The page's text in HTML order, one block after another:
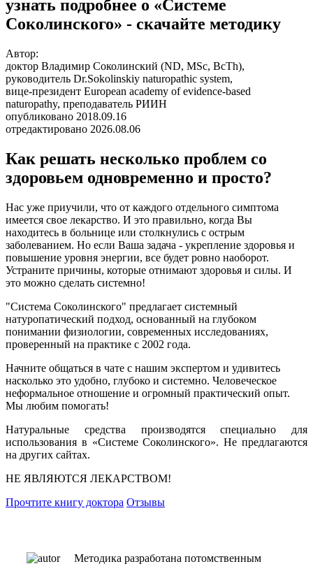
узнать подробнее о «Системе
Соколинского» - скачайте методику
Автор:
доктор Владимир Соколинский (ND, MSc, BcTh),
руководитель Dr.Sokolinskiy naturopathic system,
вице-президент European academy of evidence-based
naturopathy, преподаватель РИИН
опубликовано 2018.09.16
отредактировано 2026.08.06
Как решать несколько проблем со
здоровьем одновременно и просто?
Нас уже приучили, что от каждого отдельного симптома
имеется свое лекарство. И это правильно, когда Вы
находитесь в больнице или столкнулись с острым
заболеванием. Но если Ваша задача - укрепление здоровья и
повышение уровня энергии, все будет ровно наоборот.
Устраните причины, которые отнимают здоровья и силы. И
это можно сделать системно!
"Система Соколинского" предлагает системный
натуропатический подход, основанный на глубоком
понимании физиологии, современных исследованиях,
проверенный на практике с 2002 года.
Начните общаться в чате с нашим экспертом и удивитесь
насколько это удобно, глубоко и системно. Человеческое
неформальное отношение и огромный практический опыт.
Мы любим помогать!
Натуральные средства производятся специально для
использования в «Системе Соколинского». Не предлагаются
на других сайтах.
НЕ ЯВЛЯЮТСЯ ЛЕКАРСТВОМ!
Прочтите книгу доктора Отзывы
Методика разработана потомственным